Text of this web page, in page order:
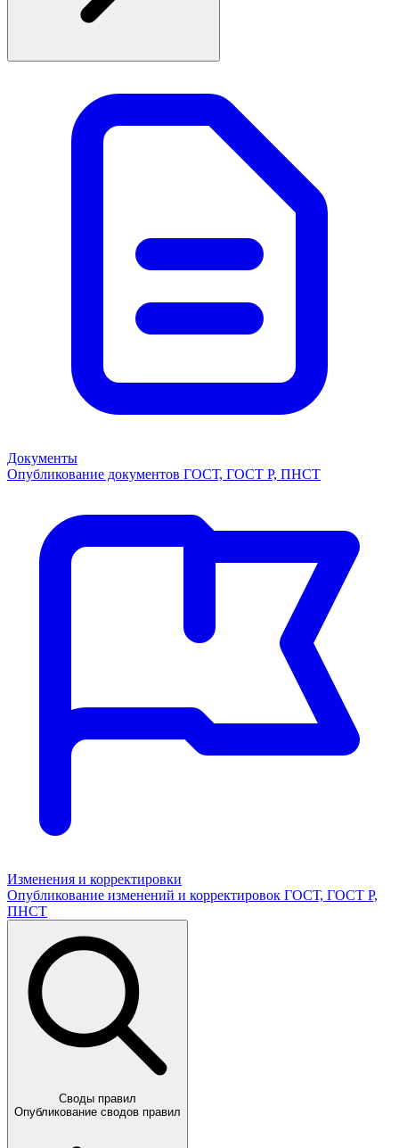
Документы
Опубликование документов ГОСТ, ГОСТ Р, ПНСТ
Изменения и корректировки
Опубликование изменений и корректировок ГОСТ, ГОСТ Р,
ПНСТ
Своды правил
Опубликование сводов правил